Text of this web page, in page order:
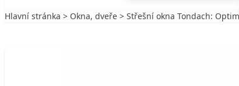
Hlavní stránka > Okna, dveře > Střešní okna Tondach: